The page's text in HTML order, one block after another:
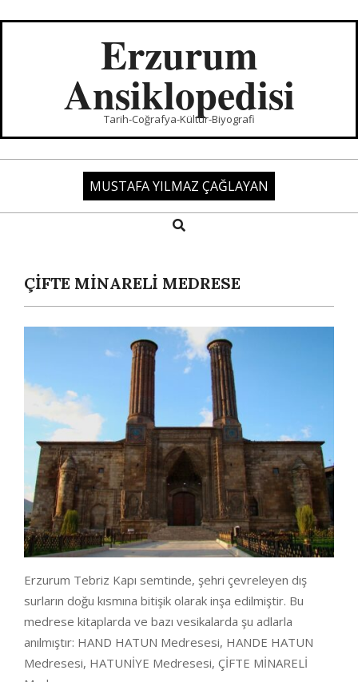
Erzurum
Ansiklopedisi
Tarih-Coğrafya-Kültür-Biyografi
MUSTAFA YILMAZ ÇAĞLAYAN
Search
ÇİFTE MİNARELİ MEDRESE
Erzurum Tebriz Kapı semtinde, şehri çevreleyen dış
surların doğu kısmına bitişik olarak inşa edilmiştir. Bu
medrese kitaplarda ve bazı vesikalarda şu adlarla
anılmıştır: HAND HATUN Medresesi, HANDE HATUN
Medresesi, HATUNİYE Medresesi, ÇİFTE MİNARELİ